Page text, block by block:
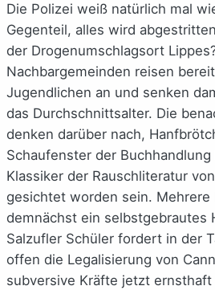
Die Polizei weiß natürlich mal
Gegenteil, alles wird
der Drogenumschlagsort
Nachbargemeinden reisen
Jugendlichen an und senken
das Durchschnittsalter. Die
denken darüber nach,
Schaufenster der
Klassiker der Rauschliteratur
gesichtet worden sein. Mehrere
demnächst ein selbstgebrautes
Salzufler Schüler fordert in der
offen die Legalisierung von
subversive Kräfte jetzt